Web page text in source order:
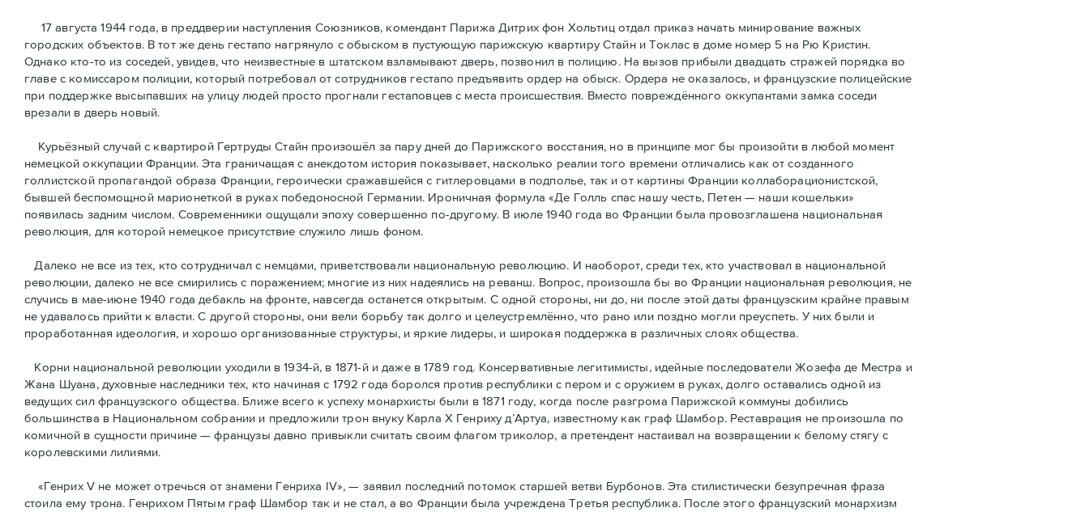
17 августа 1944 года, в преддверии наступления Союзников, комендант Парижа Дитрих фон Хольтиц отдал приказ начать минирование важных
городских объектов. В тот же день гестапо нагрянуло с обыском в пустующую парижскую квартиру Стайн и Токлaс в домe номер 5 на Рю Кристин.
Однако кто-то из соседей, увидев, что неизвестные в штатском взламывают дверь, позвонил в полицию. На вызов прибыли двадцать стражей порядка во
главе с комиссаром полиции, который потребовал от сотрудников гестапо предъявить ордер на обыск. Ордера не оказалось, и французские полицейские
при поддержке высыпавших на улицу людей просто прогнали гестаповцев с места происшествия. Вместо повреждённого оккупантами замка соседи
врезали в дверь новый.
Курьёзный случай с квартирой Гертруды Стайн произошёл за пару дней до Парижского восстания, но в принципe мог бы произойти в любой момент
немецкой оккупации Франции. Эта граничащая с анекдотом история показывает, насколько реалии того времени отличались как от созданного
голлистской пропагандой образа Франции, героически сражавшейся с гитлеровцами в подполье, так и от картины Франции коллаборационистской,
бывшей беспомощной марионеткой в руках победоносной Германии. Ироничная формула «Де Голль спас нашу честь, Петен — наши кошельки»
появилась задним числом. Современники ощущали эпоху совершенно по-другому. В июле 1940 года во Франции была провозглашена национальная
революция, для которой немецкое присутствие служило лишь фоном.
Далеко не все из тех, кто сотрудничал с немцами, приветствовали национальную революцию. И наоборот, среди тех, кто участвовал в национальной
революции, далеко не все смирились с поражением; многие из них надеялись на реванш. Вопрос, произошла бы во Франции национальная революция, не
случись в мае-июне 1940 года дебакль на фронте, навсегда останется открытым. С одной стороны, ни до, ни после этой даты французским крайне правым
не удавалось прийти к власти. С другой стороны, они вели борьбу так долго и целеустремлённо, что рано или поздно могли преуспеть. У них были и
проработанная идеология, и хорошо организованные структуры, и яркие лидеры, и широкая поддержка в различных слоях общества.
Корни национальной революции уходили в 1934-й, в 1871-й и даже в 1789 год. Консервативные легитимисты, идейные последователи Жозефа де Местра и
Жана Шуана, духовные наследники тех, кто начиная с 1792 года боролся против республики с пером и с оружием в руках, долго оставались одной из
ведущих сил французского общества. Ближе всего к успеху монархисты были в 1871 году, когда после разгрома Парижской коммуны добились
большинства в Национальном собрании и предложили трон внуку Карла Х Генриху д’Артуа, известному как граф Шамбор. Реставрация не произошла по
комичной в сущности причине — французы давно привыкли считать своим флагoм триколор, а претендент настаивал на возвращении к белому стягу с
королевскими лилиями.
«Генрих V не может отречься от знамени Генриха IV», — заявил последний потомок старшей ветви Бурбонов. Эта стилистически безупречная фраза
стоила ему трона. Генрихом Пятым граф Шамбор так и не стал, а во Франции была учреждена Третья республика. После этого французский монархизм